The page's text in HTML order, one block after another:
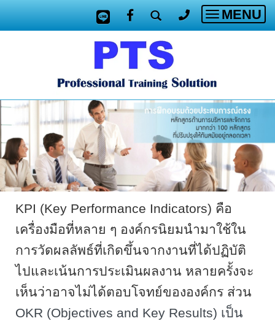
Toggle
MENU
KPI (Key Performance Indicators) คือ
เครื่องมือที่หลาย ๆ องค์กรนิยมนำมาใช้ใน
การวัดผลลัพธ์ที่เกิดขึ้นจากงานที่ได้ปฏิบัติ
ไปและเน้นการประเมินผลงาน หลายครั้งจะ
เห็นว่าอาจไม่ได้ตอบโจทย์ขององค์กร ส่วน
OKR (Objectives and Key Results) เป็น